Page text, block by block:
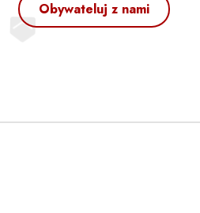
Obywateluj z nami